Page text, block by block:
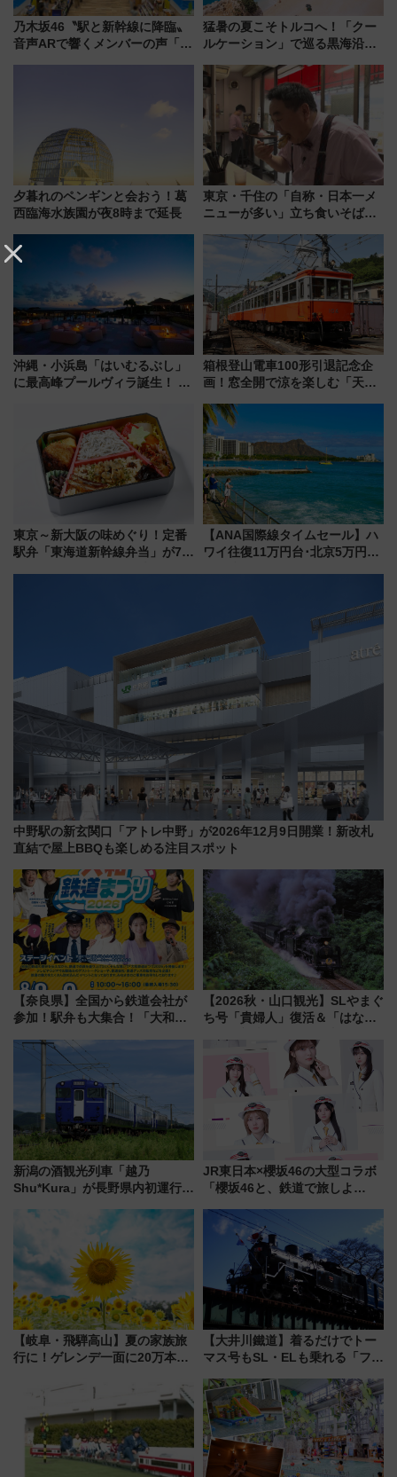
乃木坂46〝駅と新幹線に降臨〟
音声ARで響くメンバーの声「真
猛暑の夏こそトルコへ！「クー
ルケーション」で巡る黒海沿岸
連検索数が前年比237％増、ナ
ショジオも認める『2026年に訪
れるべき世界の旅先』
夕暮れのペンギンと会おう！葛
西臨海水族園が夜8時まで延長
東京・千住の「自称・日本一メ
ニューが多い」立ち食いそば屋
地のふらっと立ち食いそば』
7/27夜10時～放送
沖縄・小浜島「はいむるぶし」
に最高峰プールヴィラ誕生！ 石
美旅「何もしない贅沢」を体験
してみない？
箱根登山電車100形引退記念企
画！窓全開で涼を楽しむ「天然
発売
東京～新大阪の味めぐり！定番
駅弁「東海道新幹線弁当」が7月
【ANA国際線タイムセール】ハ
ワイ往復11万円台･北京5万円台
中野駅の新玄関口「アトレ中野」が2026年12月9日開業！新改札
直結で屋上BBQも楽しめる注目スポット
【奈良県】全国から鉄道会社が
参加！駅弁も大集合！「大和鉄
に開催決定
【2026秋・山口観光】SLやまぐ
ち号「貴婦人」復活＆「はなあ
注目観光列車まとめ きっぷの取
り方は？
新潟の酒観光列車「越乃
Shu*Kura」が長野県内初運行！
別企画
JR東日本×櫻坂46の大型コラボ
「櫻坂46と、鉄道で旅しよ
潟・長野・庄内へ
【岐阜・飛騨高山】夏の家族旅
行に！ゲレンデ一面に20万本の
アひまわり園」開園
【大井川鐵道】着るだけでトー
マス号もSL・ELも乗れる「フリ
受注販売